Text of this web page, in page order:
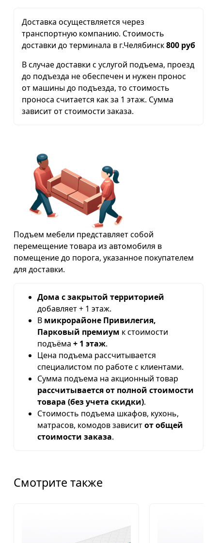
Доставка осуществляется через
транспортную компанию. Стоимость
доставки до терминала в г.Челябинск800 руб
В случае доставки с услугой подъема, проезд
до подъезда не обеспечен и нужен пронос
от машины до подъезда, то стоимость
проноса считается как за 1 этаж. Сумма
зависит от стоимости заказа.
Подъем мебели представляет собой
перемещение товара из автомобиля в
помещение до порога, указанное покупателем
для доставки.
Дома с закрытой территорией
добавляет + 1 этаж.
В микрорайоне Привилегия,
Парковый премиум к стоимости
подъёма + 1 этаж.
Цена подъема рассчитывается
специалистом по работе с клиентами.
Сумма подъема на акционный товар
рассчитывается от полной стоимости
товара (без учета скидки).
Стоимость подъема шкафов, кухонь,
матрасов, комодов зависитот общей
стоимости заказа.
Смотрите также